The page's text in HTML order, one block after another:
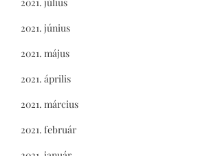
2021. június
2021. május
2021. április
2021. március
2021. február